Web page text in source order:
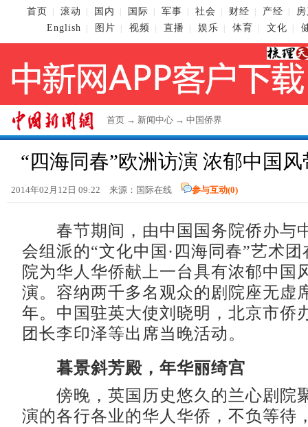
首页 滚动 国内 国际 军事 社会 财经 产经
English
图片 视频 直播 娱乐 体育 文化
首页 → 新闻中心 → 中国侨界
“四海同春”欧洲访演 浓郁中国
2014年02月12日 09:22 来源：国际在线 参与互动(0)
春节期间，由中国国务院侨办与
会组派的“文化中国·四海同春”艺术
院为华人华侨献上一台具有浓郁中国
演。容纳两千多名观众的剧院座无虚
年。中国驻英大使刘晓明，北京市侨
团长李印泽等出席当晚活动。
暮景斜芳殿，年华丽绮宫
傍晚，英国历史悠久的兰心剧院
演的各行各业的华人华侨，不负等待